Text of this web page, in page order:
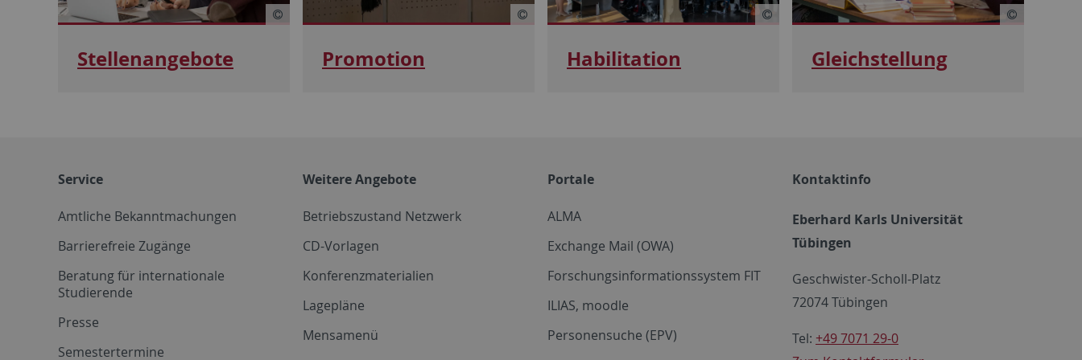
Stellenangebote Promotion Habilitation Gleichstellung
Service
Amtliche Bekanntmachungen
Barrierefreie Zugänge
Beratung für internationale
Studierende
Presse
Semestertermine
Weitere Angebote
Betriebszustand Netzwerk
CD-Vorlagen
Konferenzmaterialien
Lagepläne
Mensamenü
Portale
ALMA
Exchange Mail (OWA)
Forschungsinformationssystem FIT
ILIAS, moodle
Personensuche (EPV)
Kontaktinfo
Eberhard Karls Universität
Tübingen
Geschwister-Scholl-Platz
72074 Tübingen
Tel: +49 7071 29-0